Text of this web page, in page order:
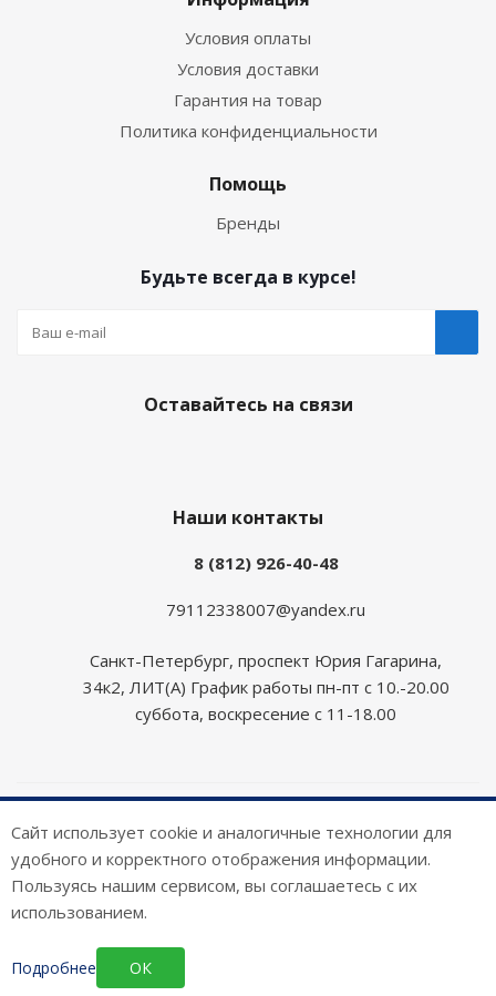
Условия оплаты
Условия доставки
Гарантия на товар
Политика конфиденциальности
Помощь
Бренды
Будьте всегда в курсе!
Оставайтесь на связи
Наши контакты
8 (812) 926-40-48
79112338007@yandex.ru
Санкт-Петербург, проспект Юрия Гагарина,
34к2, ЛИТ(А) График работы пн-пт с 10.-20.00
суббота, воскресение с 11-18.00
2026 © Armor Key
Сайт использует cookie и аналогичные технологии для
удобного и корректного отображения информации.
Пользуясь нашим сервисом, вы соглашаетесь с их
использованием.
Подробнее ОК